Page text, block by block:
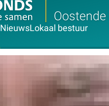
Oostende
NieuwsLokaal bestuur